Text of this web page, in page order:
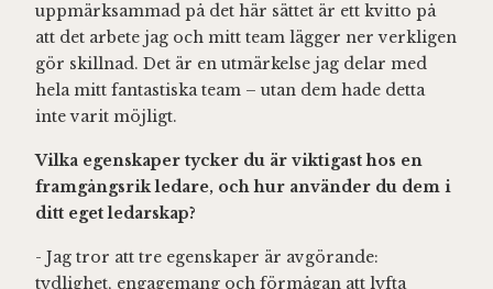
uppmärksammad på det här sättet är ett kvitto på
att det arbete jag och mitt team lägger ner verkligen
gör skillnad. Det är en utmärkelse jag delar med
hela mitt fantastiska team – utan dem hade detta
inte varit möjligt.
Vilka egenskaper tycker du är viktigast hos en
framgångsrik ledare, och hur använder du dem i
ditt eget ledarskap?
- Jag tror att tre egenskaper är avgörande:
tydlighet, engagemang och förmågan att lyfta